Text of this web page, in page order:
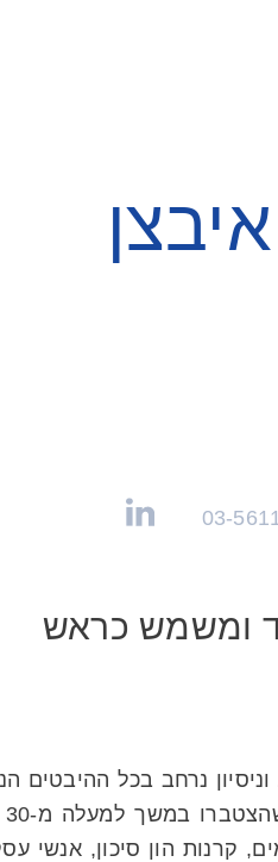
03-
עמוד
הפרופיל
ומשמש כראש
נרחב בכל ההיבטים
קרנות הון סיכון, אנשי